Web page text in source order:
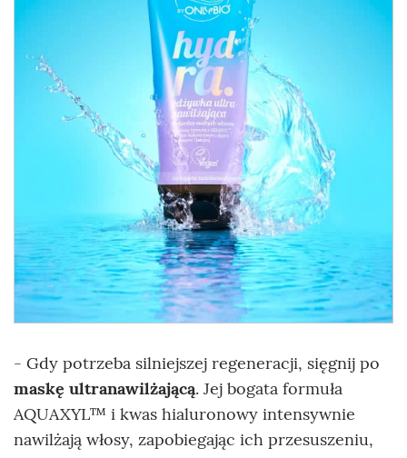
- Gdy potrzeba silniejszej regeneracji, sięgnij po
maskę ultranawilżającą. Jej bogata formuła
AQUAXYL™ i kwas hialuronowy intensywnie
nawilżają włosy, zapobiegając ich przesuszeniu,